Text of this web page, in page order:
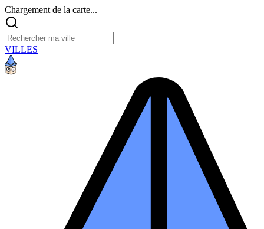
Chargement de la carte...
VILLES